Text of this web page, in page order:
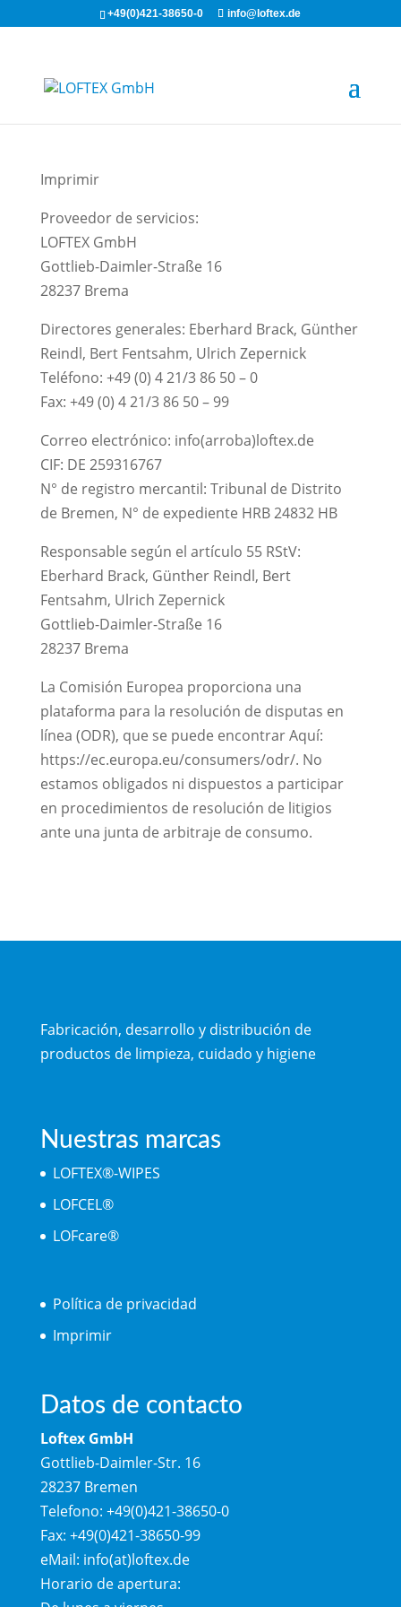
+49(0)421-38650-0 info@loftex.de
Imprimir
Proveedor de servicios:
LOFTEX GmbH
Gottlieb-Daimler-Straße 16
28237 Brema
Directores generales: Eberhard Brack, Günther
Reindl, Bert Fentsahm, Ulrich Zepernick
Teléfono: +49 (0) 4 21/3 86 50 – 0
Fax: +49 (0) 4 21/3 86 50 – 99
Correo electrónico: info(arroba)loftex.de
CIF: DE 259316767
N° de registro mercantil: Tribunal de Distrito
de Bremen, N° de expediente HRB 24832 HB
Responsable según el artículo 55 RStV:
Eberhard Brack, Günther Reindl, Bert
Fentsahm, Ulrich Zepernick
Gottlieb-Daimler-Straße 16
28237 Brema
La Comisión Europea proporciona una
plataforma para la resolución de disputas en
línea (ODR), que se puede encontrar Aquí:
https://ec.europa.eu/consumers/odr/. No
estamos obligados ni dispuestos a participar
en procedimientos de resolución de litigios
ante una junta de arbitraje de consumo.
Fabricación, desarrollo y distribución de
productos de limpieza, cuidado y higiene
Nuestras marcas
LOFTEX®-WIPES
LOFCEL®
LOFcare®
Política de privacidad
Imprimir
Datos de contacto
Loftex GmbH
Gottlieb-Daimler-Str. 16
28237 Bremen
Telefono: +49(0)421-38650-0
Fax: +49(0)421-38650-99
eMail: info(at)loftex.de
Horario de apertura: